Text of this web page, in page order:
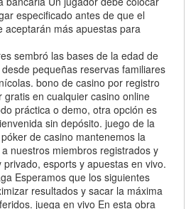
especificado antes de que el
aceptarán más apuestas para
sembró las bases de la edad de
pequeñas reservas familiares
bono de casino por registro
gratis en cualquier casino online
práctica o demo, otra opción es
sin depósito. juego de la
de casino mantenemos la
nuestros miembros registrados y
esports y apuestas en vivo.
Esperamos que los siguientes
resultados y sacar la máxima
juega en vivo En esta obra